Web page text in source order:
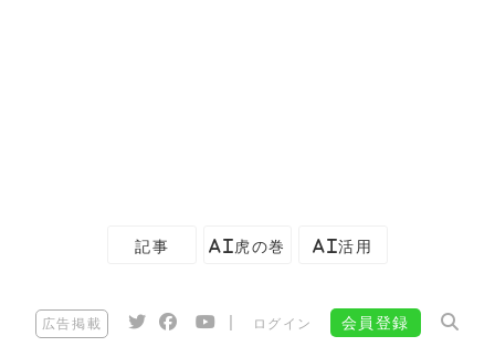
記事 AI虎の巻 AI活用
広告掲載 ログイン 会員登録